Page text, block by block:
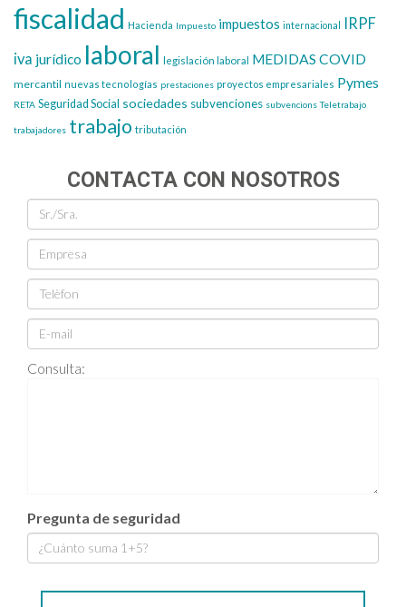
fiscalidad Hacienda Impuesto impuestos internacional IRPF
iva jurídico laboral legislación laboral MEDIDAS COVID
mercantil nuevas tecnologías prestaciones proyectos empresariales Pymes
RETA Seguridad Social sociedades subvenciones subvencions Teletrabajo
trabajadores trabajo tributación
CONTACTA CON NOSOTROS
Consulta:
Pregunta de seguridad